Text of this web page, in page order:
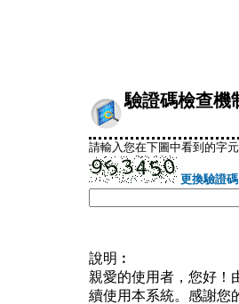
驗證碼檢查機
請輸入您在下圖中看到的字
更換驗證碼
說明︰
親愛的使用者，您好！
續使用本系統。感謝您